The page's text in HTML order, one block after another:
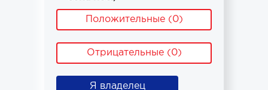
Положительные (0)
Отрицательные (0)
Я владелец